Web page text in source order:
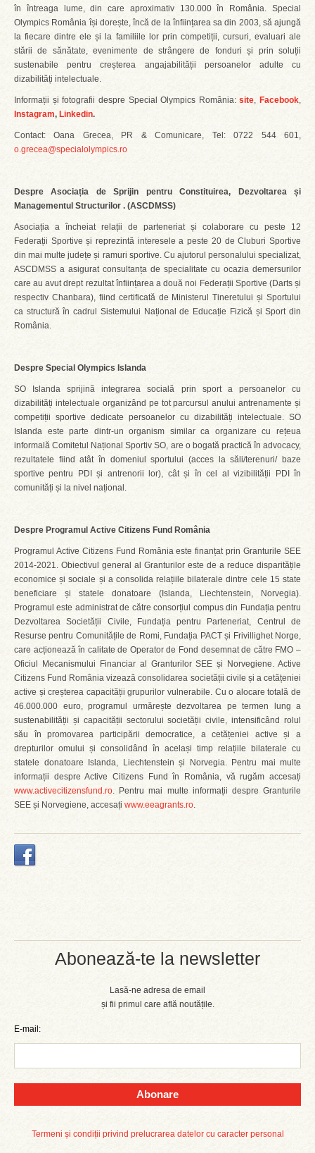
Abonează-te la newsletter
Lasă-ne adresa de email
și fii primul care află noutățile.
E-mail:
Abonare
Termeni și condiții privind prelucrarea datelor cu caracter personal
în întreaga lume, din care aproximativ 130.000 în România. Special
Olympics România își dorește, încă de la înființarea sa din 2003, să ajungă
la fiecare dintre ele și la familiile lor prin competiții, cursuri, evaluari ale
stării de sănătate, evenimente de strângere de fonduri și prin soluții
sustenabile pentru creșterea angajabilității persoanelor adulte cu
dizabilități intelectuale.
Informații și fotografii despre Special Olympics România:site, Facebook,
Instagram, Linkedin.
Contact: Oana Grecea, PR & Comunicare, Tel: 0722 544 601,
o.grecea@specialolympics.ro
Despre Asociația de Sprijin pentru Constituirea, Dezvoltarea și
Managementul Structurilor . (ASCDMSS)
Asociația a încheiat relații de parteneriat și colaborare cu peste 12
Federații Sportive și reprezintă interesele a peste 20 de Cluburi Sportive
din mai multe județe și ramuri sportive. Cu ajutorul personalului specializat,
ASCDMSS a asigurat consultanța de specialitate cu ocazia demersurilor
care au avut drept rezultat înființarea a două noi Federații Sportive (Darts și
respectiv Chanbara), fiind certificată de Ministerul Tineretului și Sportului
ca structură în cadrul Sistemului Național de Educație Fizică și Sport din
România.
Despre Special Olympics Islanda
SO Islanda sprijină integrarea socială prin sport a persoanelor cu
dizabilități intelectuale organizând pe tot parcursul anului antrenamente și
competiții sportive dedicate persoanelor cu dizabilități intelectuale. SO
Islanda este parte dintr-un organism similar ca organizare cu rețeua
informală Comitetul Național Sportiv SO, are o bogată practică în advocacy,
rezultatele fiind atât în domeniul sportului (acces la săli/terenuri/ baze
sportive pentru PDI și antrenorii lor), cât și în cel al vizibilității PDI în
comunități și la nivel național.
Despre Programul Active Citizens Fund România
Programul Active Citizens Fund România este finanțat prin Granturile SEE
2014-2021. Obiectivul general al Granturilor este de a reduce disparitățile
economice și sociale și a consolida relațiile bilaterale dintre cele 15 state
beneficiare și statele donatoare (Islanda, Liechtenstein, Norvegia).
Programul este administrat de către consorțiul compus din Fundația pentru
Dezvoltarea Societății Civile, Fundația pentru Parteneriat, Centrul de
Resurse pentru Comunitățile de Romi, Fundația PACT și Frivillighet Norge,
care acționează în calitate de Operator de Fond desemnat de către FMO –
Oficiul Mecanismului Financiar al Granturilor SEE și Norvegiene. Active
Citizens Fund România vizează consolidarea societății civile și a cetățeniei
active și creșterea capacității grupurilor vulnerabile. Cu o alocare totală de
46.000.000 euro, programul urmărește dezvoltarea pe termen lung a
sustenabilității și capacității sectorului societății civile, intensificând rolul
său în promovarea participării democratice, a cetățeniei active și a
drepturilor omului și consolidând în același timp relațiile bilaterale cu
statele donatoare Islanda, Liechtenstein și Norvegia. Pentru mai multe
informații despre Active Citizens Fund în România, vă rugăm accesați
www.activecitizensfund.ro. Pentru mai multe informații despre Granturile
SEE și Norvegiene, accesați www.eeagrants.ro.